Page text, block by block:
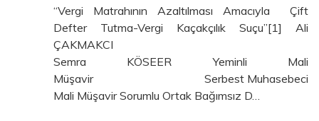
“Vergi Matrahının Azaltılması Amacıyla Çift
Defter Tutma-Vergi Kaçakçılık Suçu”[1] Ali
ÇAKMAKCI
Semra KÖSEER Yeminli Mali
Müşavir Serbest Muhasebeci
Mali Müşavir Sorumlu Ortak Bağımsız D…